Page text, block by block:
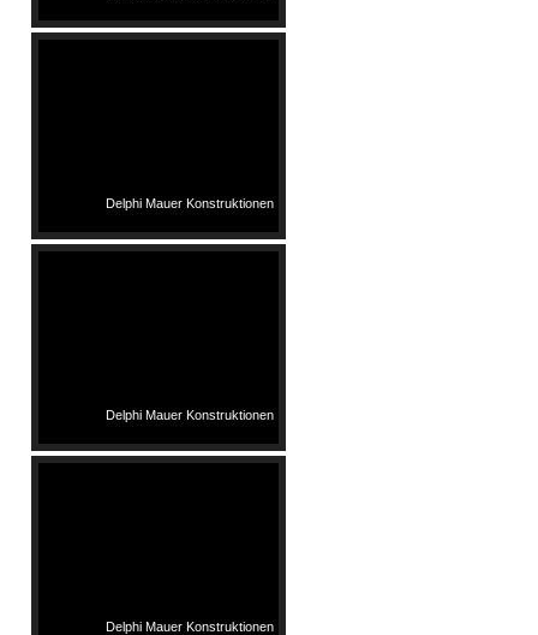
Delphi Mauer Konstruktionen
Delphi Mauer Konstruktionen
Delphi Mauer Konstruktionen